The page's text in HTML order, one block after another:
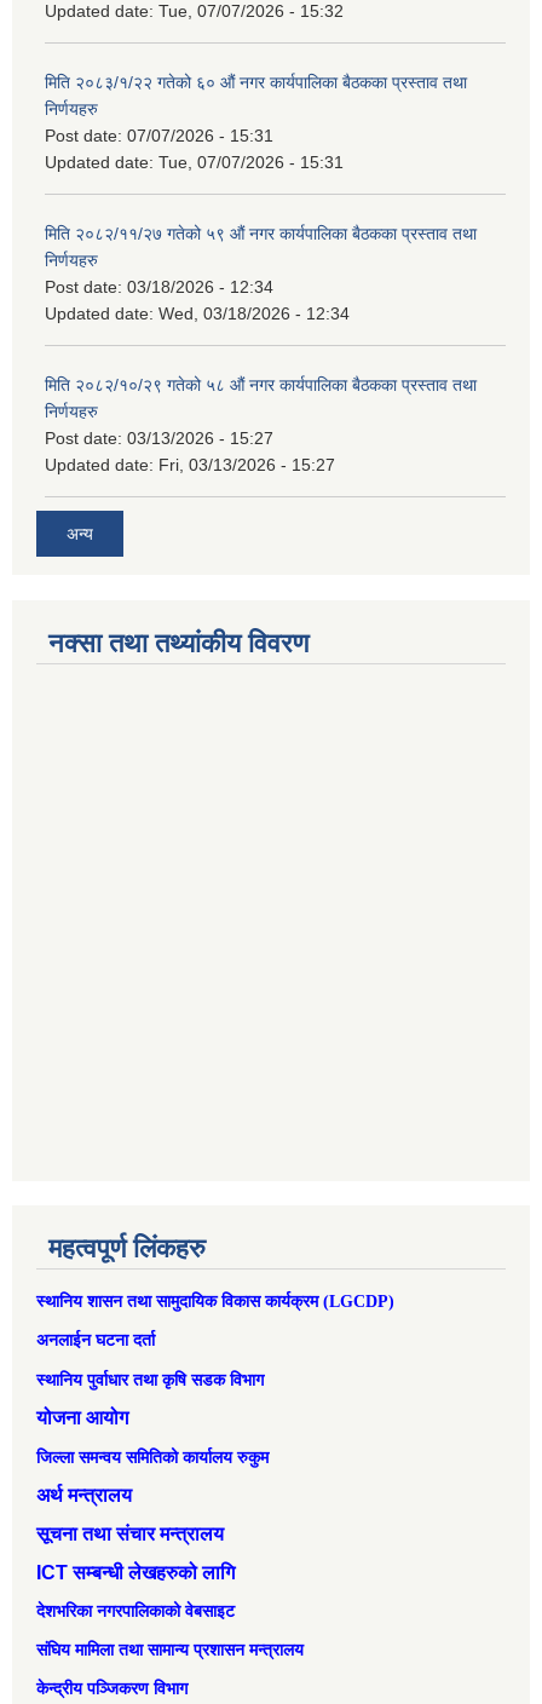
Updated date: Tue, 07/07/2026 - 15:32
मिति २०८३/१/२२ गतेको ६० औं नगर कार्यपालिका बैठकका प्रस्ताव तथा
निर्णयहरु
Post date: 07/07/2026 - 15:31
Updated date: Tue, 07/07/2026 - 15:31
मिति २०८२/११/२७ गतेको ५९ औं नगर कार्यपालिका बैठकका प्रस्ताव तथा
निर्णयहरु
Post date: 03/18/2026 - 12:34
Updated date: Wed, 03/18/2026 - 12:34
मिति २०८२/१०/२९ गतेको ५८ औं नगर कार्यपालिका बैठकका प्रस्ताव तथा
निर्णयहरु
Post date: 03/13/2026 - 15:27
Updated date: Fri, 03/13/2026 - 15:27
अन्य
नक्सा तथा तथ्यांकीय विवरण
महत्वपूर्ण लिंकहरु
स्थानिय शासन तथा सामुदायिक विकास कार्यक्रम (LGCDP)
अनलाईन घटना दर्ता
स्थानिय पुर्वाधार तथा कृषि सडक विभाग
योजना आयोग
जिल्ला समन्वय समितिको कार्यालय रुकुम
अर्थ मन्त्रालय
सूचना तथा संचार मन्त्रालय
ICT सम्बन्धी लेखहरुको लागि
देशभरिका नगरपालिकाको वेबसाइट
संघिय मामिला तथा सामान्‍य प्रशासन मन्त्रालय
केन्द्रीय पञ्जिकरण विभाग